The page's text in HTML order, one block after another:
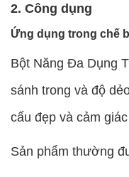
2. Công dụng
Ứng dụng trong chế
Bột Năng Đa Dụng
sánh trong và độ
cấu đẹp và cảm
Sản phẩm thường